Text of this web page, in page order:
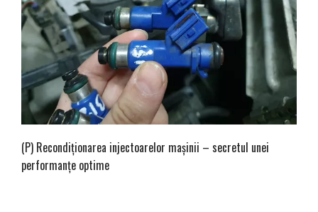
(P) Recondiționarea injectoarelor mașinii – secretul unei
performanțe optime